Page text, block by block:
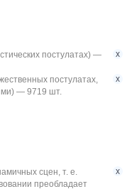
постулатах) —
x
постулатах,
— 9719 шт.
x
сцен, т. е.
преобладает
x